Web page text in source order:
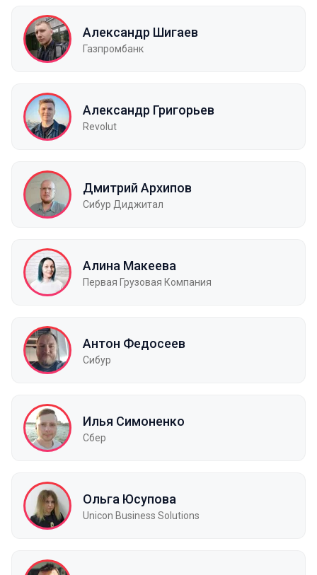
Александр Шигаев
Газпромбанк
Александр Григорьев
Revolut
Дмитрий Архипов
Сибур Диджитал
Алина Макеева
Первая Грузовая Компания
Антон Федосеев
Сибур
Илья Симоненко
Сбер
Ольга Юсупова
Unicon Business Solutions